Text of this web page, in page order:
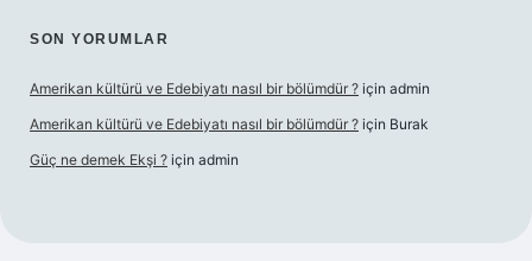
SON YORUMLAR
Amerikan kültürü ve Edebiyatı nasıl bir bölümdür ? için admin
Amerikan kültürü ve Edebiyatı nasıl bir bölümdür ? için Burak
Güç ne demek Ekşi ? için admin